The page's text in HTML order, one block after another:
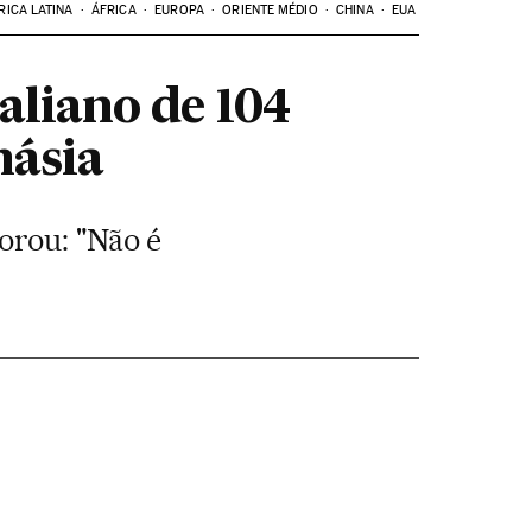
LATINA ÁFRICA EUROPA ORIENTE MÉDIO CHINA EUA
de 104
"Não é